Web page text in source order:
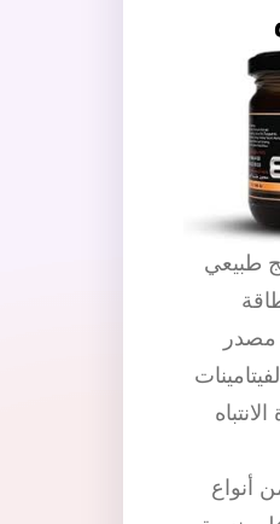
طبيعي
مصدر
أنواع